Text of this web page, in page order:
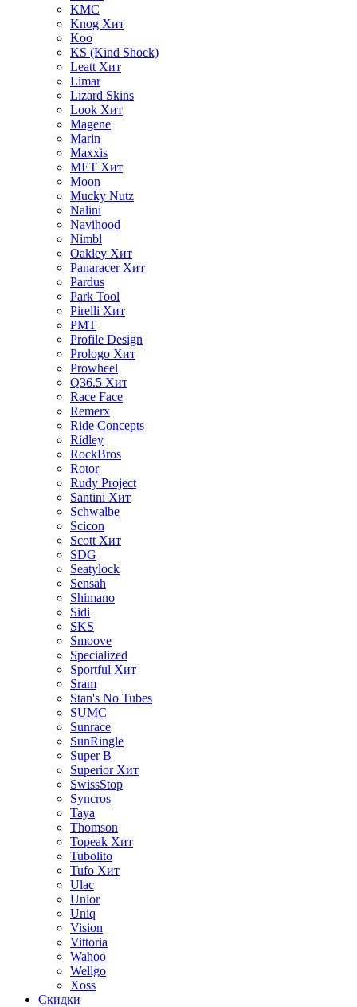
KMC
Knog Хит
Koo
KS (Kind Shock)
Leatt Хит
Limar
Lizard Skins
Look Хит
Magene
Marin
Maxxis
MET Хит
Moon
Mucky Nutz
Nalini
Navihood
Nimbl
Oakley Хит
Panaracer Хит
Pardus
Park Tool
Pirelli Хит
PMT
Profile Design
Prologo Хит
Prowheel
Q36.5 Хит
Race Face
Remerx
Ride Concepts
Ridley
RockBros
Rotor
Rudy Project
Santini Хит
Schwalbe
Scicon
Scott Хит
SDG
Seatylock
Sensah
Shimano
Sidi
SKS
Smoove
Specialized
Sportful Хит
Sram
Stan's No Tubes
SUMC
Sunrace
SunRingle
Super B
Superior Хит
SwissStop
Syncros
Taya
Thomson
Topeak Хит
Tubolito
Tufo Хит
Ulac
Unior
Uniq
Vision
Vittoria
Wahoo
Wellgo
Xoss
Скидки